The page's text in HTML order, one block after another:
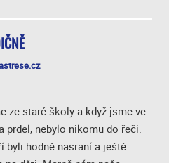
ze staré školy a když jsme ve
prdel, nebylo nikomu do řeči.
byli hodně nasraní a ještě